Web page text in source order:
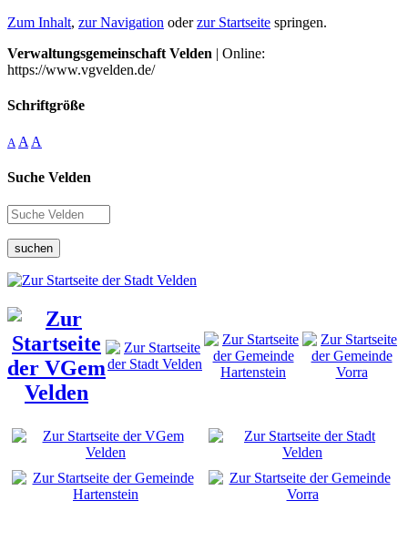
Zum Inhalt, zur Navigation oderzur Startseite springen.
Verwaltungsgemeinschaft Velden | Online:
https://www.vgvelden.de/
Schriftgröße
A A A
Suche Velden
suchen